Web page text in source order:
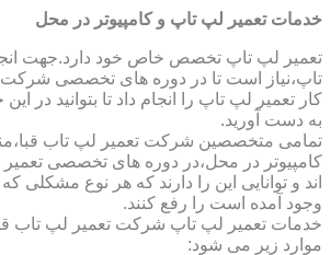
خدمات تعمیر لپ تاپ و کامپیوتر در محل
تعمیر لپ تاپ تخصص خاص خود دارد.جهت
تاپ،نیاز است تا در دوره های تخصصی
کار تعمیر لپ تاپ را انجام داد تا بتوانید در
به دست آورید.
تمامی متخصصین شرکت تعمیر لپ تاب
کامپیوتر در محل،در دوره های تخصصی
اند و توانایی این را دارند که هر نوع مشکلی
وجود آمده است را رفع کنند.
خدمات تعمیر لپ تاپ شرکت تعمیر لپ تاب
موارد زیر می شود: